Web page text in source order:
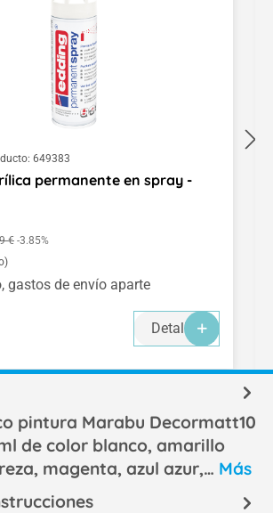
649383
permanente en spray -
normal:
€ -3.85%
gastos de envío aparte
Detalles
pintura Marabu Decormatt10
de color blanco, amarillo
magenta, azul azur,… Más